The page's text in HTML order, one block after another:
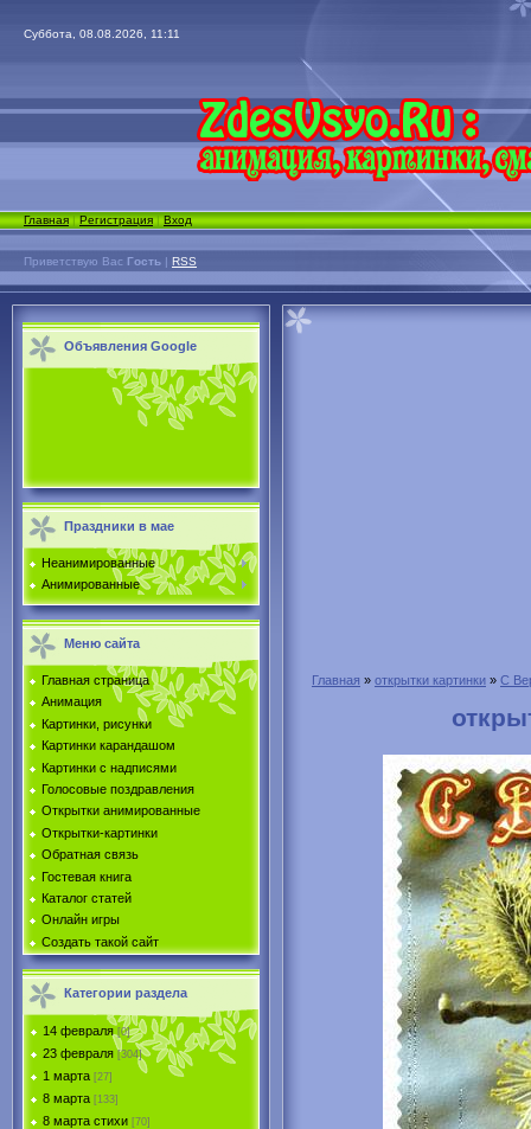
Суббота, 08.08.2026, 11:11
Главная|Регистрация|Вход
Приветствую Вас Гость | RSS
Объявления Google
Праздники в мае
Неанимированные
Анимированные
Меню сайта
Главная страница
Анимация
Картинки, рисунки
Картинки карандашом
Картинки с надписями
Голосовые поздравления
Открытки анимированные
Открытки-картинки
Обратная связь
Гостевая книга
Каталог статей
Онлайн игры
Создать такой сайт
Категории раздела
14 февраля [0]
23 февраля [304]
1 марта [27]
8 марта [133]
8 марта стихи [70]
Главная » открытки картинки » С